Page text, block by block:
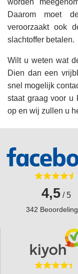
worden
Daarom moet
veroorzaakt ook
slachtoffer betalen.
Wilt u weten wat
Dien dan een
snel mogelijk
staat graag voor u
op en wij zullen u
4,5 / 5
342